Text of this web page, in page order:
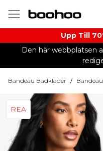
Upp Till
Den här webbplatsen
Bandeau Badkläder /
REA